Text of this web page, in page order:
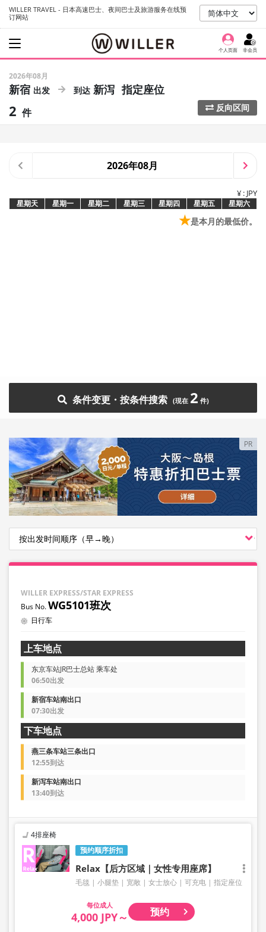
WILLER TRAVEL - 日本高速巴士、夜间巴士及旅游服务在线预
订网站
个人页面 非会员
2026年08月
新宿 新泻 指定座位
2 件 反向区间
2026年08月
¥ : JPY
星期天 星期一 星期二 星期三 星期四 星期五 星期六
★是本月的最低价。
条件变更・按条件搜索 2
PR
WILLER EXPRESS/STAR EXPRESS
WG5101班次
日行车
上车地点
东京车站JR巴士总站 乘车处
06:50出发
新宿车站南出口
07:30出发
下车地点
燕三条车站三条出口
12:55到达
新泻车站南出口
13:40到达
预约顺序折扣
4排座椅
Relax【后方区域｜女性专用座席】
毛毯 小腿垫 宽敞 女士放心 可充电 指定座位
成人
4,000 JPY～ 预约